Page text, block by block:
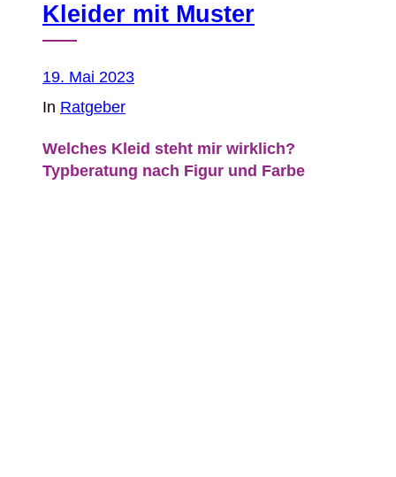
Kleider mit Muster
19. Mai 2023
In Ratgeber
Welches Kleid steht mir wirklich?
Typberatung nach Figur und Farbe